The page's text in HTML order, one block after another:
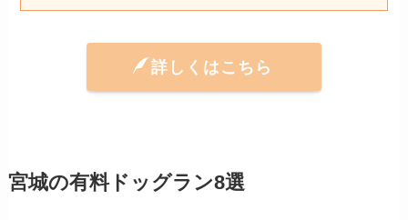
詳しくはこちら
宮城の有料ドッグラン8選